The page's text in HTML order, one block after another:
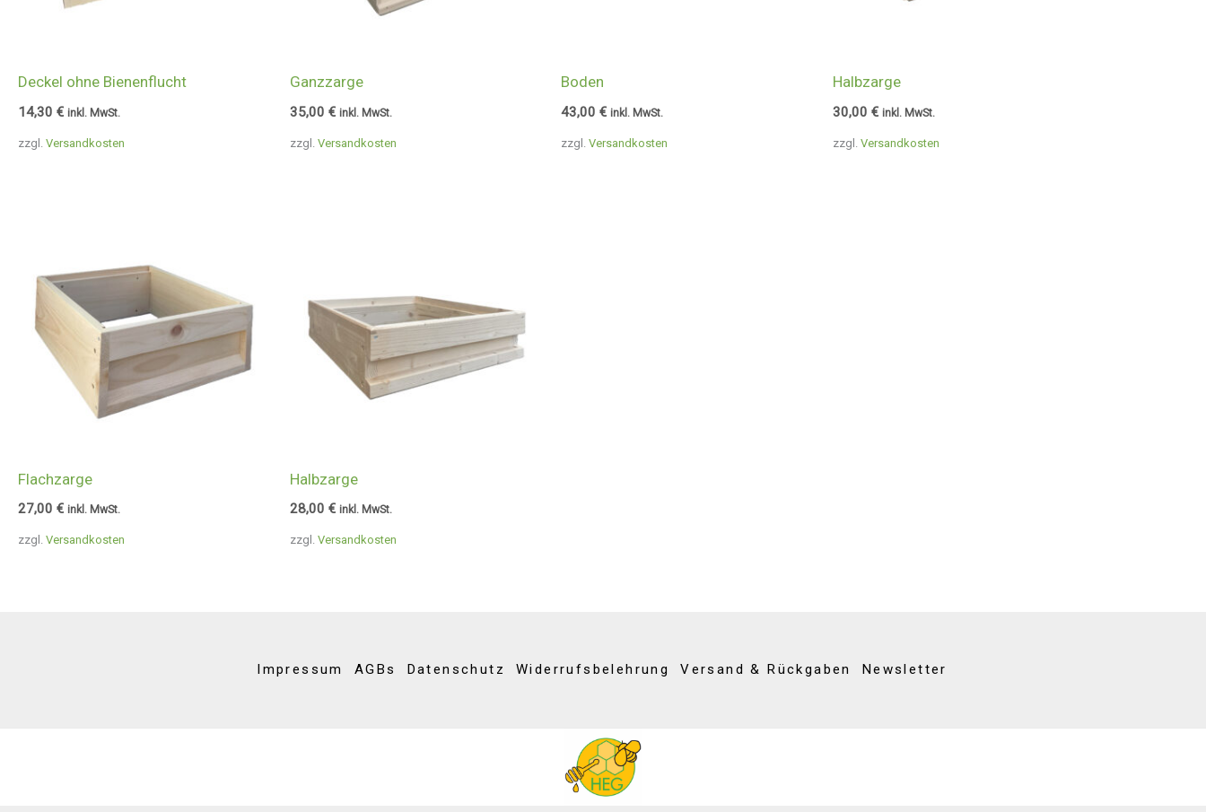
zzgl. Versandkosten
Deckel ohne Bienenflucht
14,30 € inkl. MwSt.
zzgl. Versandkosten
Ganzzarge
35,00 € inkl. MwSt.
zzgl.Versandkosten
Boden
43,00€ inkl. MwSt.
zzgl. Versandkosten
Halbzarge
30,00 € inkl. MwSt.
zzgl. Versandkosten
Flachzarge
27,00 € inkl. MwSt.
zzgl. Versandkosten
Halbzarge
28,00 € inkl. MwSt.
Impressum AGBs Datenschutz Widerrufsbelehrung Versand & Rückgaben Newsletter